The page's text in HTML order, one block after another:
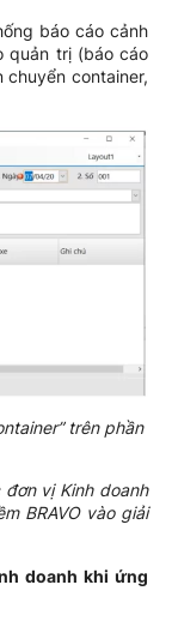
báo cáo cảnh
quản trị (báo cáo
chuyển container,
trên phần
vị Kinh doanh
BRAVO vào giải
doanh khi ứng